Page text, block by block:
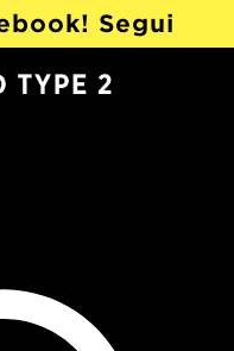
Segui
in italiano ›